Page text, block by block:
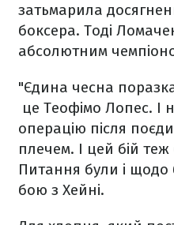
затьмарила
боксера. Тоді
абсолютним
"Єдина чесна
це Теофімо Лопес. І
операцію після
плечем. І цей бій
Питання були і щодо
бою з Хейні.